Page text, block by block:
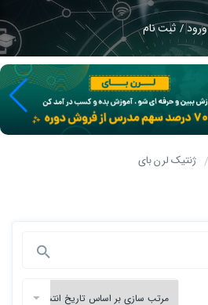
ورود ثبت نام
ژنتیک لرن بای